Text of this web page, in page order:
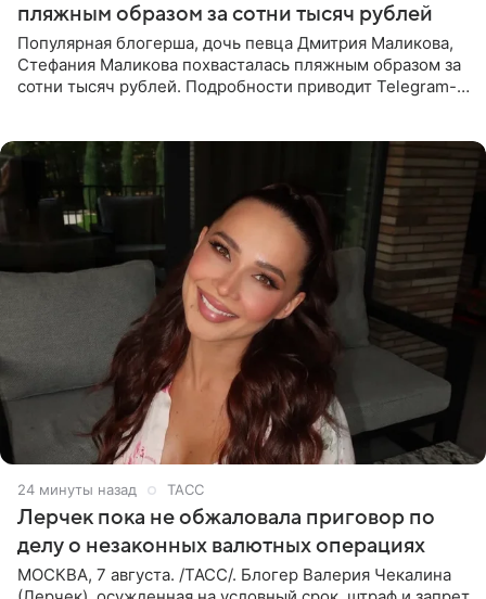
пляжным образом за сотни тысяч рублей
Популярная блогерша, дочь певца Дмитрия Маликова,
Стефания Маликова похвасталась пляжным образом за
сотни тысяч рублей. Подробности приводит Telegram-
24 минуты назад ТАСС
Лерчек пока не обжаловала приговор по
делу о незаконных валютных операциях
МОСКВА, 7 августа. /ТАСС/. Блогер Валерия Чекалина